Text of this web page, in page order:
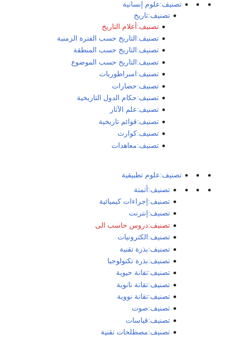
تصنيف:علوم إنسانية
تصنيف:تاريخ
تصنيف:أعلام التاريخ
تصنيف:التاريخ حسب الفترة الزمنية
تصنيف:التاريخ حسب المنطقة
تصنيف:التاريخ حسب الموضوع
تصنيف:امبراطوريات
تصنيف:حضارات
تصنيف:حكام الدول التاريخية
تصنيف:علم الآثار
تصنيف:قوائم تاريخية
تصنيف:كوارث
تصنيف:معاهدات
تصنيف:علوم تطبيقية
تصنيف:أتمتة
تصنيف:إجراءات كيميائية
تصنيف:إنترنت
تصنيف:دروس حاسب الى
تصنيف:الكترونيات
تصنيف:بذرة تقنية
تصنيف:بذرة تكنولوجيا
تصنيف:تقانة حيوية
تصنيف:تقانة نانوية
تصنيف:تقانة نووية
تصنيف:صوت
تصنيف:قياسات
تصنيف:مصطلحات تقنية